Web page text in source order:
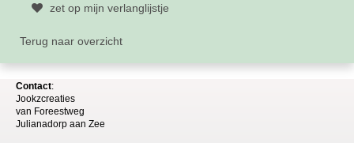
zet op mijn verlanglijstje
Terug naar overzicht
Contact:
Jookzcreaties
van Foreestweg
Julianadorp aan Zee